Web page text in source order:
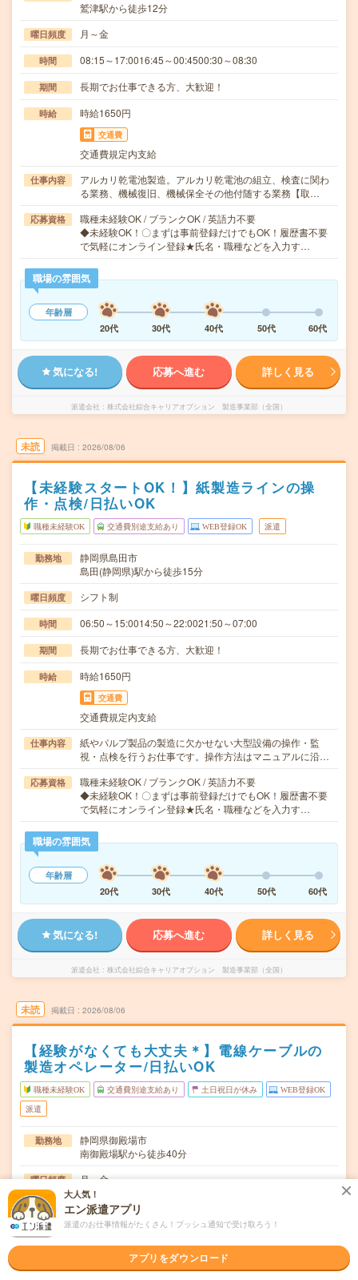
鷲津駅から徒歩12分
曜日頻度 月～金
時間 08:15～17:0016:45～00:4500:30～08:30
期間 長期でお仕事できる方、大歓迎！
時給 時給1650円
交通費
交通費規定内支給
仕事内容
アルカリ乾電池製造。アルカリ乾電池の組立、検査に関わ
る業務、機械復旧、機械保全その他付随する業務【取…
応募資格
職種未経験OK / ブランクOK / 英語力不要
◆未経験OK！〇まずは事前登録だけでもOK！履歴書不要
で気軽にオンライン登録★氏名・職種などを入力す…
職場の雰囲気
年齢層
20代
30代 40代 50代 60代
気になる! 応募へ進む 詳しく見る
派遣会社 株式会社綜合キャリアオプション 製造事業部（全国）
未読 掲載日 2026/08/06
【未経験スタートOK！】紙製造ラインの操
作・点検/日払いOK
職種未経験OK 交通費別途支給あり WEB登録OK 派遣
勤務地
静岡県島田市
島田(静岡県)駅から徒歩15分
曜日頻度 シフト制
時間 06:50～15:0014:50～22:0021:50～07:00
期間 長期でお仕事できる方、大歓迎！
時給 時給1650円
交通費
交通費規定内支給
仕事内容
紙やパルプ製品の製造に欠かせない大型設備の操作・監
視・点検を行うお仕事です。操作方法はマニュアルに沿…
応募資格
職種未経験OK / ブランクOK / 英語力不要
◆未経験OK！〇まずは事前登録だけでもOK！履歴書不要
で気軽にオンライン登録★氏名・職種などを入力す…
職場の雰囲気
年齢層
20代
30代 40代 50代 60代
気になる! 応募へ進む 詳しく見る
派遣会社 株式会社綜合キャリアオプション 製造事業部（全国）
未読 掲載日 2026/08/06
【経験がなくても大丈夫＊】電線ケーブルの
製造オペレーター/日払いOK
職種未経験OK 交通費別途支給あり 土日祝日が休み WEB登録OK
派遣
勤務地
静岡県御殿場市
南御殿場駅から徒歩40分
曜日頻度 月～金
時間 06:00～14:0014:00～22:0022:00～06:00
期間 長期でお仕事できる方、大歓迎！
時給1700円
大人気！
エン派遣アプリ
派遣のお仕事情報がたくさん！プッシュ通知で受け取ろう！
アプリをダウンロード